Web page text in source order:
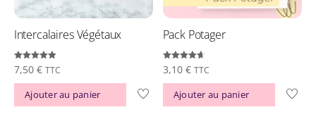
Intercalaires Végétaux
Note
4.92
sur 5
7,50 € TTC
Ajouter au panier
Pack Potager
Note
4.70
sur 5
3,10 € TTC
Ajouter au panier